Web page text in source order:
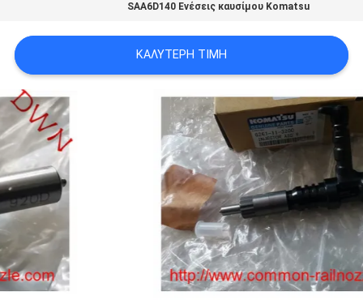
SITEMAP
PRIVACY
POLICY
SAA6D140 Ενέσεις καυσίμου Komatsu
ΚΑΛΎΤΕΡΗ ΤΙΜΉ